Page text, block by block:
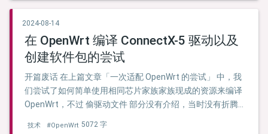
2024-08-14
在 OpenWrt 编译 ConnectX-5 驱动以及
创建软件包的尝试
开篇废话 在上篇文章「一次适配 OpenWrt 的尝试」 中，我
们尝试了如何简单使用相同芯片家族家族现成的资源来编译
OpenWrt，不过 偷驱动文件 部分没有介绍，当时没有折腾到
技术 #OpenWrt 5072 字